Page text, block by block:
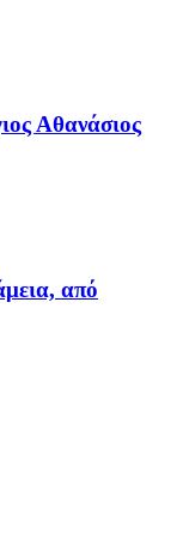
Αθανάσιος
από